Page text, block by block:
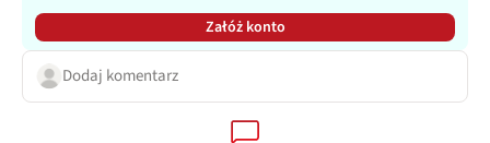
Załóż konto
Dodaj komentarz